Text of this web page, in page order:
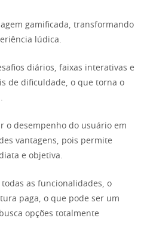
gamificada, transformando
lúdica.
diários, faixas interativas e
de dificuldade, o que torna o
o desempenho do usuário em
vantagens, pois permite
e objetiva.
as funcionalidades, o
paga, o que pode ser um
opções totalmente